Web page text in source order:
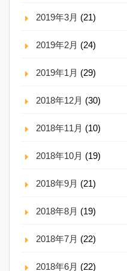
2019年3月 (21)
2019年2月 (24)
2019年1月 (29)
2018年12月 (30)
2018年11月 (10)
2018年10月 (19)
2018年9月 (21)
2018年8月 (19)
2018年7月 (22)
2018年6月 (22)